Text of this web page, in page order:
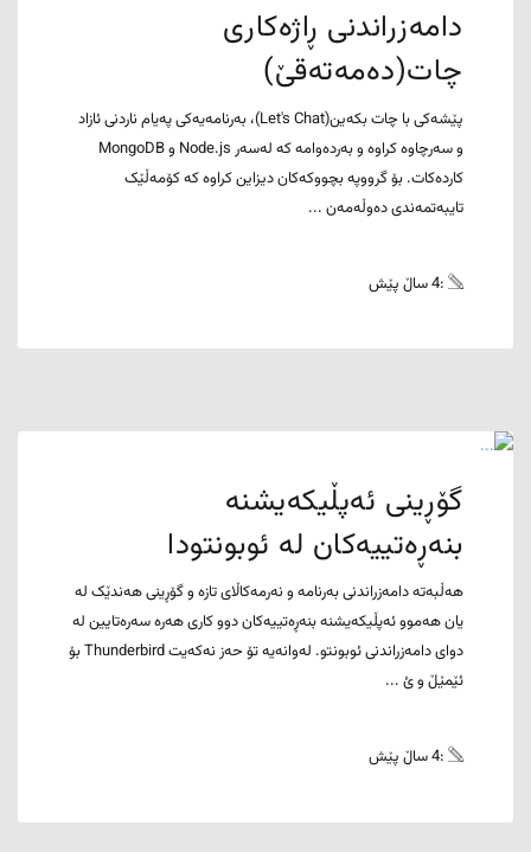
دامەزراندنی ڕاژەکاری
چات(ده‌مه‌ته‌قێ)
پێشەکی با چات بکەین(Let's Chat)، بەرنامەیەکی پەیام ناردنی ئازاد
و سەرچاوە کراوە و بەردەوامە کە لەسەر Node.js و MongoDB
کاردەکات. بۆ گرووپە بچووکەکان دیزاین کراوە کە کۆمەڵێک
تایبەتمەندی دەوڵەمەن ...
:4 ساڵ پێش
گۆڕینی ئەپڵیکەیشنە
بنەڕەتییەکان لە ئوبونتودا
هەڵبەتە دامەزراندنی بەرنامە و نەرمەکاڵای تازە و گۆڕینی هەندێک لە
یان هەموو ئەپڵیکەیشنە بنەڕەتییەکان دوو کاری هەرە سەرەتایین لە
دوای دامەزراندنی ئوبونتو. لەوانەیە تۆ حەز نەکەیت Thunderbird بۆ
ئێمێڵ و ئ ...
:4 ساڵ پێش